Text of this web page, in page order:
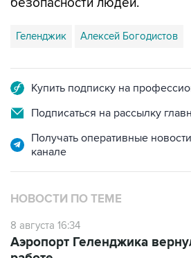
Геленджик Алексей Богодистов
Подписаться на рассылку
Получать оперативные
НОВОСТИ ПО ТЕМЕ
8 августа 16:34
работе